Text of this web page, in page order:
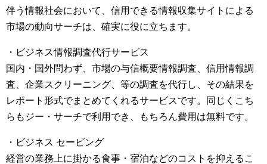
伴う情報社会において、信用できる情報収集サイトによる
市場の動向サーチは、確実に役に立ちます。
・ビジネス情報調査代行サービス
国内・国外問わず、市場の与信概要情報調査、信用情報調
査、企業スクリーニング、等の調査を代行し、その結果を
レポート形式でまとめてくれるサービスです。同じくこち
らもジー・サーチで利用でき、もちろん費用は無料です。
・ビジネス セービング
経営の業務上に掛かる食事・宿泊などのコストを抑えるこ